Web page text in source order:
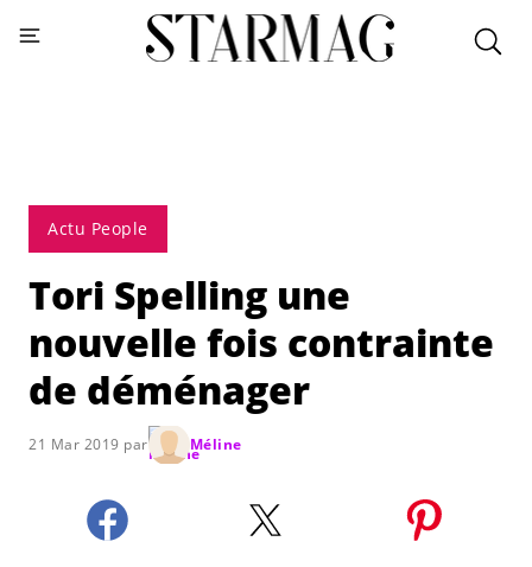
Actu People
Tori Spelling une
nouvelle fois contrainte
de déménager
21 Mar 2019 par Méline